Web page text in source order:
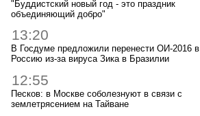
"Буддистский новый год - это праздник
объединяющий добро"
13:20
В Госдуме предложили перенести ОИ-2016 в
Россию из-за вируса Зика в Бразилии
12:55
Песков: в Москве соболезнуют в связи с
землетрясением на Тайване